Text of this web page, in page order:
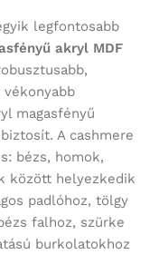
legfontosabb
akryl MDF
magasfényű
A cashmere
bézs, homok,
között helyezkedik
padlóhoz, tölgy
falhoz, szürke
burkolatokhoz